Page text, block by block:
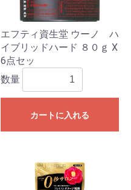
エフティ資生堂 ウーノ ハ
イブリッドハード ８０ｇ X
6点セッ
数量
カートに入れる